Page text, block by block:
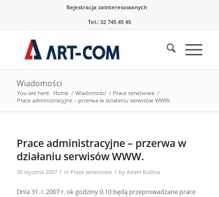
Rejestracja zainteresowanych
Tel.: 32 745 45 45
Wiadomości
You are here: Home / Wiadomości / Prace serwisowe /
Prace administracyjne – przerwa w działaniu serwisów WWW.
Prace administracyjne – przerwa w
działaniu serwisów WWW.
30 stycznia 2007 / in Prace serwisowe / by Adam Kubica
Dnia 31. I. 2007 r. ok godziny 0.10 będą przeprowadzane prace